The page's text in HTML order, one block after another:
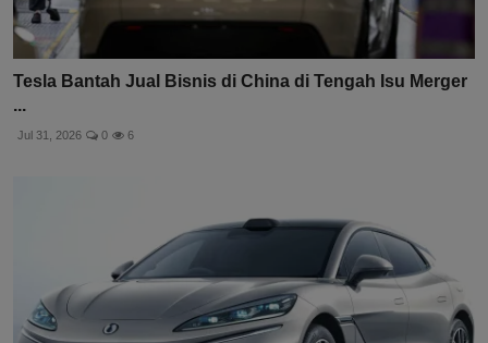
Tesla Bantah Jual Bisnis di China di Tengah Isu Merger
...
Jul 31, 2026 0 6